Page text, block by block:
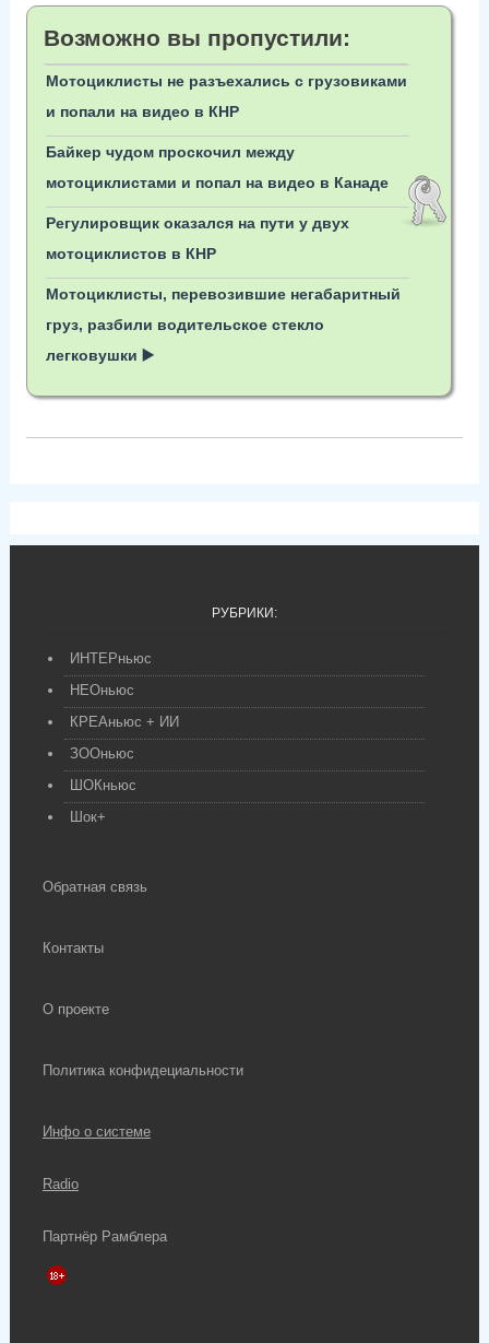
Возможно вы пропустили:
Мотоциклисты не разъехались с грузовиками
и попали на видео в КНР
Байкер чудом проскочил между
мотоциклистами и попал на видео в Канаде
Регулировщик оказался на пути у двух
мотоциклистов в КНР
Мотоциклисты, перевозившие негабаритный
груз, разбили водительское стекло
легковушки ▶️
РУБРИКИ:
ИНТЕРньюс
НЕОньюс
КРЕАньюс + ИИ
ЗООньюс
ШОКньюс
Шок+
Обратная связь
Контакты
О проекте
Политика конфидециальности
Инфо о системе
Radio
Партнёр Рамблера